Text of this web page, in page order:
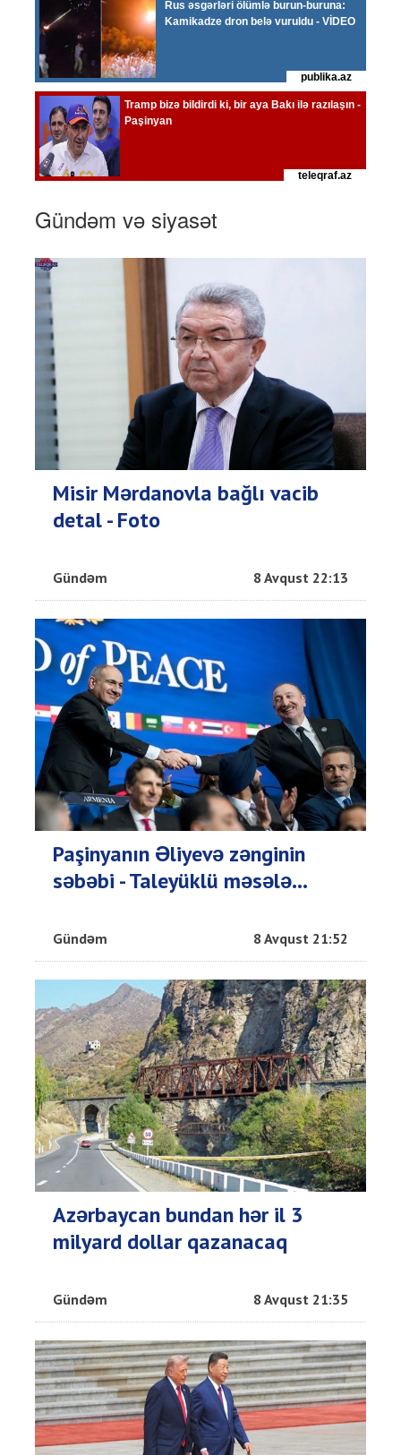
Gündəm və siyasət
Misir Mərdanovla bağlı vacib
detal - Foto
Gündəm 8 Avqust 22:13
Paşinyanın Əliyevə zənginin
səbəbi - Taleyüklü məsələ...
Gündəm 8 Avqust 21:52
Azərbaycan bundan hər il 3
milyard dollar qazanacaq
Gündəm 8 Avqust 21:35